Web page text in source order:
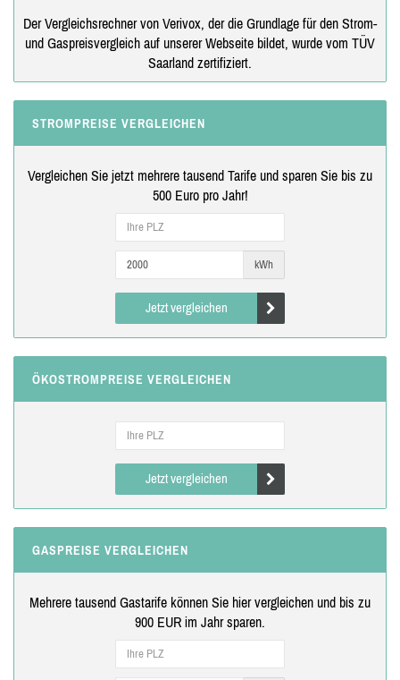
Der Vergleichsrechner von Verivox, der die Grundlage für den Strom-
und Gaspreisvergleich auf unserer Webseite bildet, wurde vom TÜV
Saarland zertifiziert.
STROMPREISE VERGLEICHEN
Vergleichen Sie jetzt mehrere tausend Tarife und sparen Sie bis zu
500 Euro pro Jahr!
kWh
Jetzt vergleichen
ÖKOSTROMPREISE VERGLEICHEN
Jetzt vergleichen
GASPREISE VERGLEICHEN
Mehrere tausend Gastarife können Sie hier vergleichen und bis zu
900 EUR im Jahr sparen.